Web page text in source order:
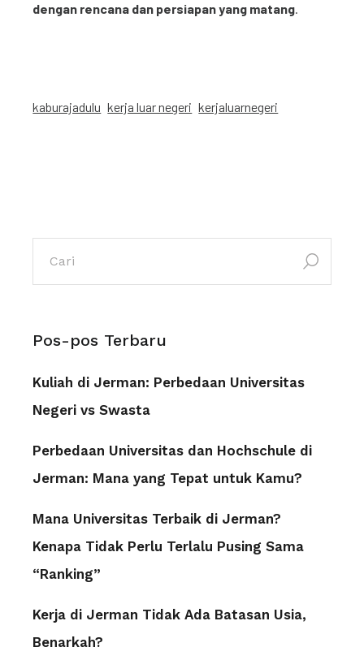
dengan rencana dan persiapan yang matang.
kaburajadulu kerja luar negeri kerjaluarnegeri
Pos-pos Terbaru
Kuliah di Jerman: Perbedaan Universitas
Negeri vs Swasta
Perbedaan Universitas dan Hochschule di
Jerman: Mana yang Tepat untuk Kamu?
Mana Universitas Terbaik di Jerman?
Kenapa Tidak Perlu Terlalu Pusing Sama
“Ranking”
Kerja di Jerman Tidak Ada Batasan Usia,
Benarkah?